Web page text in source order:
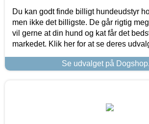
Du kan godt finde billigt hundeudstyr
men ikke det billigste. De går rigtig
vil gerne at din hund og kat får det
markedet. Klik her for at se deres
Se udvalget på